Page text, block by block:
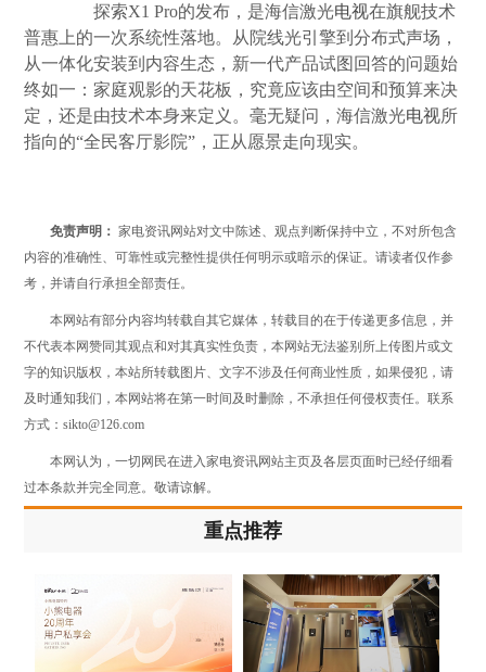
探索X1 Pro的发布，是海信激光电视在旗舰技术
普惠上的一次系统性落地。从院线光引擎到分布式声场，
从一体化安装到内容生态，新一代产品试图回答的问题始
终如一：家庭观影的天花板，究竟应该由空间和预算来决
定，还是由技术本身来定义。毫无疑问，海信激光电视所
指向的“全民客厅影院”，正从愿景走向现实。
免责声明： 家电资讯网站对文中陈述、观点判断保持中立，不对所包含
内容的准确性、可靠性或完整性提供任何明示或暗示的保证。请读者仅作参
考，并请自行承担全部责任。
本网站有部分内容均转载自其它媒体，转载目的在于传递更多信息，并
不代表本网赞同其观点和对其真实性负责，本网站无法鉴别所上传图片或文
字的知识版权，本站所转载图片、文字不涉及任何商业性质，如果侵犯，请
及时通知我们，本网站将在第一时间及时删除，不承担任何侵权责任。联系
方式：sikto@126.com
本网认为，一切网民在进入家电资讯网站主页及各层页面时已经仔细看
过本条款并完全同意。敬请谅解。
重点推荐